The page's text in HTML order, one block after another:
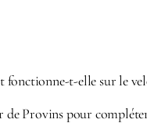
fonctionne-t-elle sur le
Provins pour